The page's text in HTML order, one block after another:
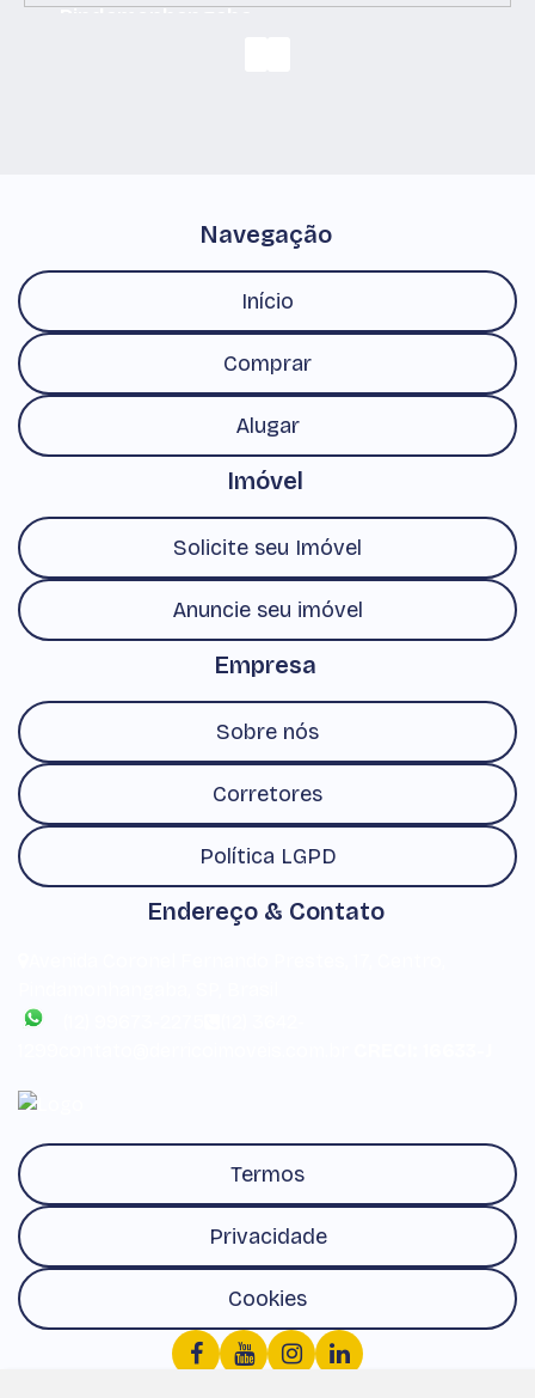
Navegação
Início
Comprar
Alugar
Imóvel
Solicite seu Imóvel
Anuncie seu imóvel
Empresa
Sobre nós
Corretores
Política LGPD
Endereço & Contato
Termos
Privacidade
Cookies